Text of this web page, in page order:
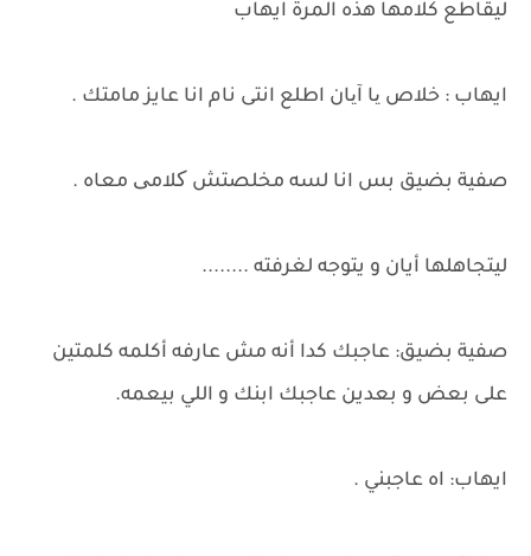
ليقاطع كلامها هذه المرة ايهاب
ايهاب : خلاص یا آیان اطلع انتى نام انا عايز مامتك .
صفية بضيق بس انا لسه مخلصتش کلامی معاه .
ليتجاهلها أيان و يتوجه لغرفته ........
صفية بضيق: عاجبك كدا أنه مش عارفه أكلمه كلمتين
على بعض و بعدين عاجبك ابنك و اللي بيعمه.
ايهاب: اه عاجبني .